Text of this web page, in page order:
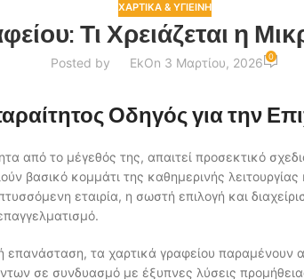
ΧΑΡΤΙΚΆ & ΥΓΙΕΙΝΉ
Τι Χρειάζεται η
Posted by EkOn 3 Μαρτίου, 2026 0
Οδηγός για την
από το μέγεθός της, απαιτεί προσεκτικό
βασικό κομμάτι της καθημερινής
εταιρία, η σωστή επιλογή και
τα χαρτικά γραφείου παραμένουν
σε συνδυασμό με έξυπνες λύσεις